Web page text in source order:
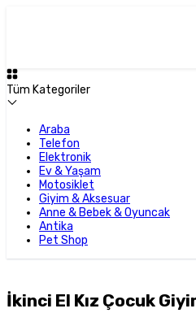
Tüm Kategoriler
Araba
Telefon
Elektronik
Ev & Yaşam
Motosiklet
Giyim & Aksesuar
Anne & Bebek & Oyuncak
Antika
Pet Shop
İkinci El Kız Çocuk